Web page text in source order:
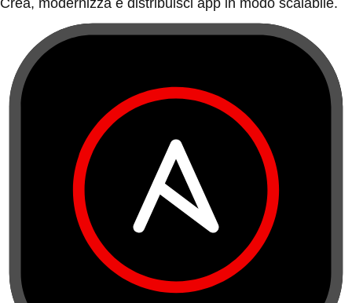
Crea, modernizza e distribuisci app in modo scalabile.